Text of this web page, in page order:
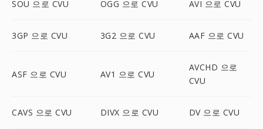
SOU 으로 CVU OGG 으로 CVU AVI 으로 CVU
3GP 으로 CVU 3G2 으로 CVU AAF 으로 CVU
ASF 으로 CVU AV1 으로 CVU
AVCHD 으로
CVU
CAVS 으로 CVU DIVX 으로 CVU DV 으로 CVU